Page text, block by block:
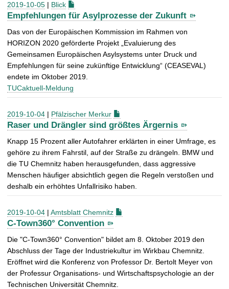
2019-10-05 | Blick
Empfehlungen für Asylprozesse der Zukunft
Das von der Europäischen Kommission im Rahmen von
HORIZON 2020 geförderte Projekt „Evaluierung des
Gemeinsamen Europäischen Asylsystems unter Druck und
Empfehlungen für seine zukünftige Entwicklung“ (CEASEVAL)
endete im Oktober 2019.
TUCaktuell-Meldung
2019-10-04 | Pfälzischer Merkur
Raser und Drängler sind größtes Ärgernis
Knapp 15 Prozent aller Autofahrer erklärten in einer Umfrage, es
gehöre zu ihrem Fahrstil, auf der Straße zu drängeln. BMW und
die TU Chemnitz haben herausgefunden, dass aggressive
Menschen häufiger absichtlich gegen die Regeln verstoßen und
deshalb ein erhöhtes Unfallrisiko haben.
2019-10-04 | Amtsblatt Chemnitz
C-Town360° Convention
Die "C-Town360° Convention" bildet am 8. Oktober 2019 den
Abschluss der Tage der Industriekultur im Wirkbau Chemnitz.
Eröffnet wird die Konferenz von Professor Dr. Bertolt Meyer von
der Professur Organisations- und Wirtschaftspsychologie an der
Technischen Universität Chemnitz.